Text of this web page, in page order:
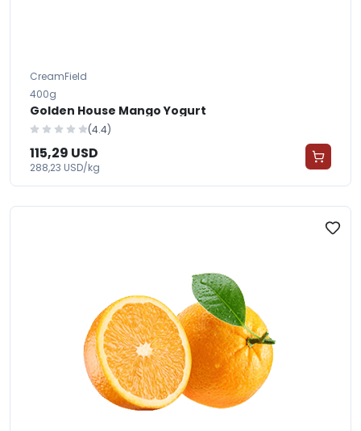
CreamField
400g
Golden House Mango Yogurt
(4.4)
115,29 USD
288,23 USD/kg